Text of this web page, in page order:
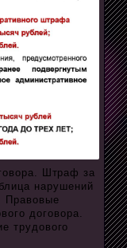
Штраф за
нарушений
Правовые
договора.
трудового